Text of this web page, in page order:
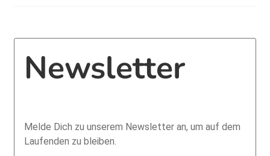
Newsletter
Melde Dich zu unserem Newsletter an, um auf dem
Laufenden zu bleiben.